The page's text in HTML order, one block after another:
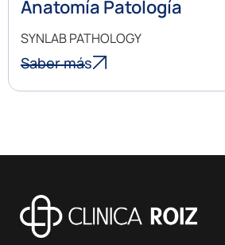
Anatomía Patología
SYNLAB PATHOLOGY
Saber más